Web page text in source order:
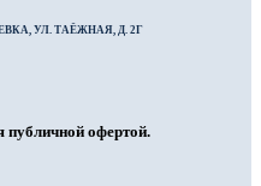
УЛ. ТАЁЖНАЯ, Д. 2Г
публичной офертой.